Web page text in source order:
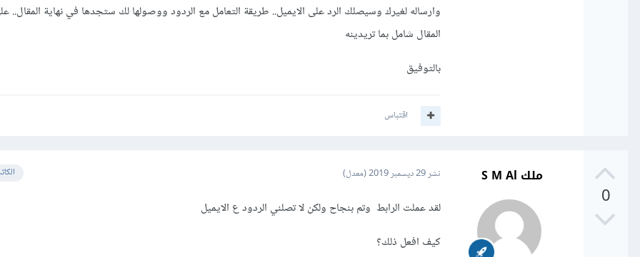
وارساله لغيرك وسيصلك الرد على الايميل.. طريقة التعامل مع الردود ووصولها لك ستجدها في نهاية المقال..
المقال شامل بما تريدينه
بالتوفيق
اقتباس
0
ملك S M Al نشر29 ديسمبر 2019 (معدل)
لقد عملت الرابط وتم بنجاح ولكن لا تصلني الردود ع الايميل
كيف افعل ذلك؟